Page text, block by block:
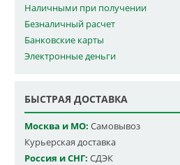
Наличными при получении
Безналичный расчет
Банковские карты
Электронные деньги
БЫСТРАЯ ДОСТАВКА
Москва и МО: Самовывоз
Курьерская доставка
Россия и СНГ: СДЭК